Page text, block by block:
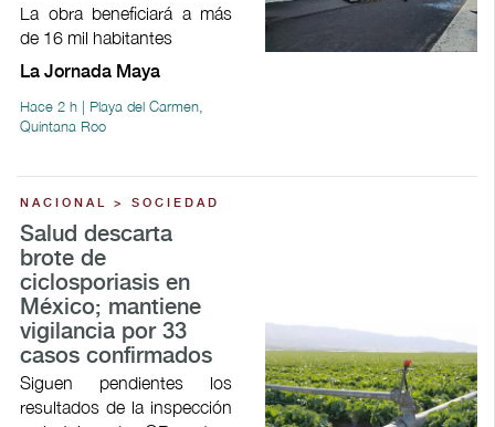
La obra beneficiará a más
de 16 mil habitantes
La Jornada Maya
Hace 2 h | Playa del Carmen,
Quintana Roo
NACIONAL > SOCIEDAD
Salud descarta
brote de
ciclosporiasis en
México; mantiene
vigilancia por 33
casos confirmados
Siguen pendientes los
resultados de la inspección